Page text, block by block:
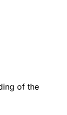
of the